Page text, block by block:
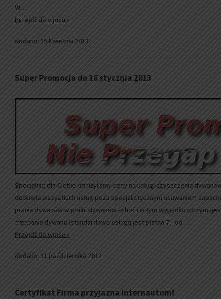
W…
Przejdź do wpisu »
dodano: 15 kwietnia 2013
Super Promocja do 16 stycznia 2013
Specjalnie dla Ciebie obniżyliśmy ceny na usługi czyszczenia
dotknęła wszystkich usług poza specjalistycznym usuwaniem
prania dywanów w pralni dywanów - choć i w tym wypadku
trzepania dywanu (standardowo usługa jest płatna 7,- od…
Przejdź do wpisu »
dodano: 11 października 2012
Certyfikat Firma przyjazna Internautom!